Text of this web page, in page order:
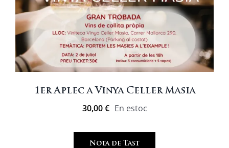
Vega de Ribes 0
Vins Desantesos 0
Vins El Cep 0
Vinya Els Vilars 0
1er Aplec a Vinya Celler Masia
30,00€ En estoc
Nota de Tast